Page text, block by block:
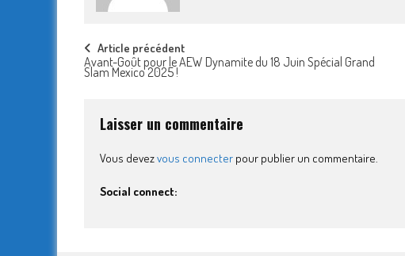
Post
navigation
Article précédent
Avant-Goût pour le AEW Dynamite du 18 Juin Spécial Grand
Slam Mexico 2025 !
Laisser un commentaire
Vous devezvous connecter pour publier un commentaire.
Social connect: